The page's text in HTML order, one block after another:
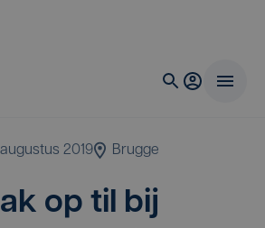
augustus 2019 Brugge
op til bij